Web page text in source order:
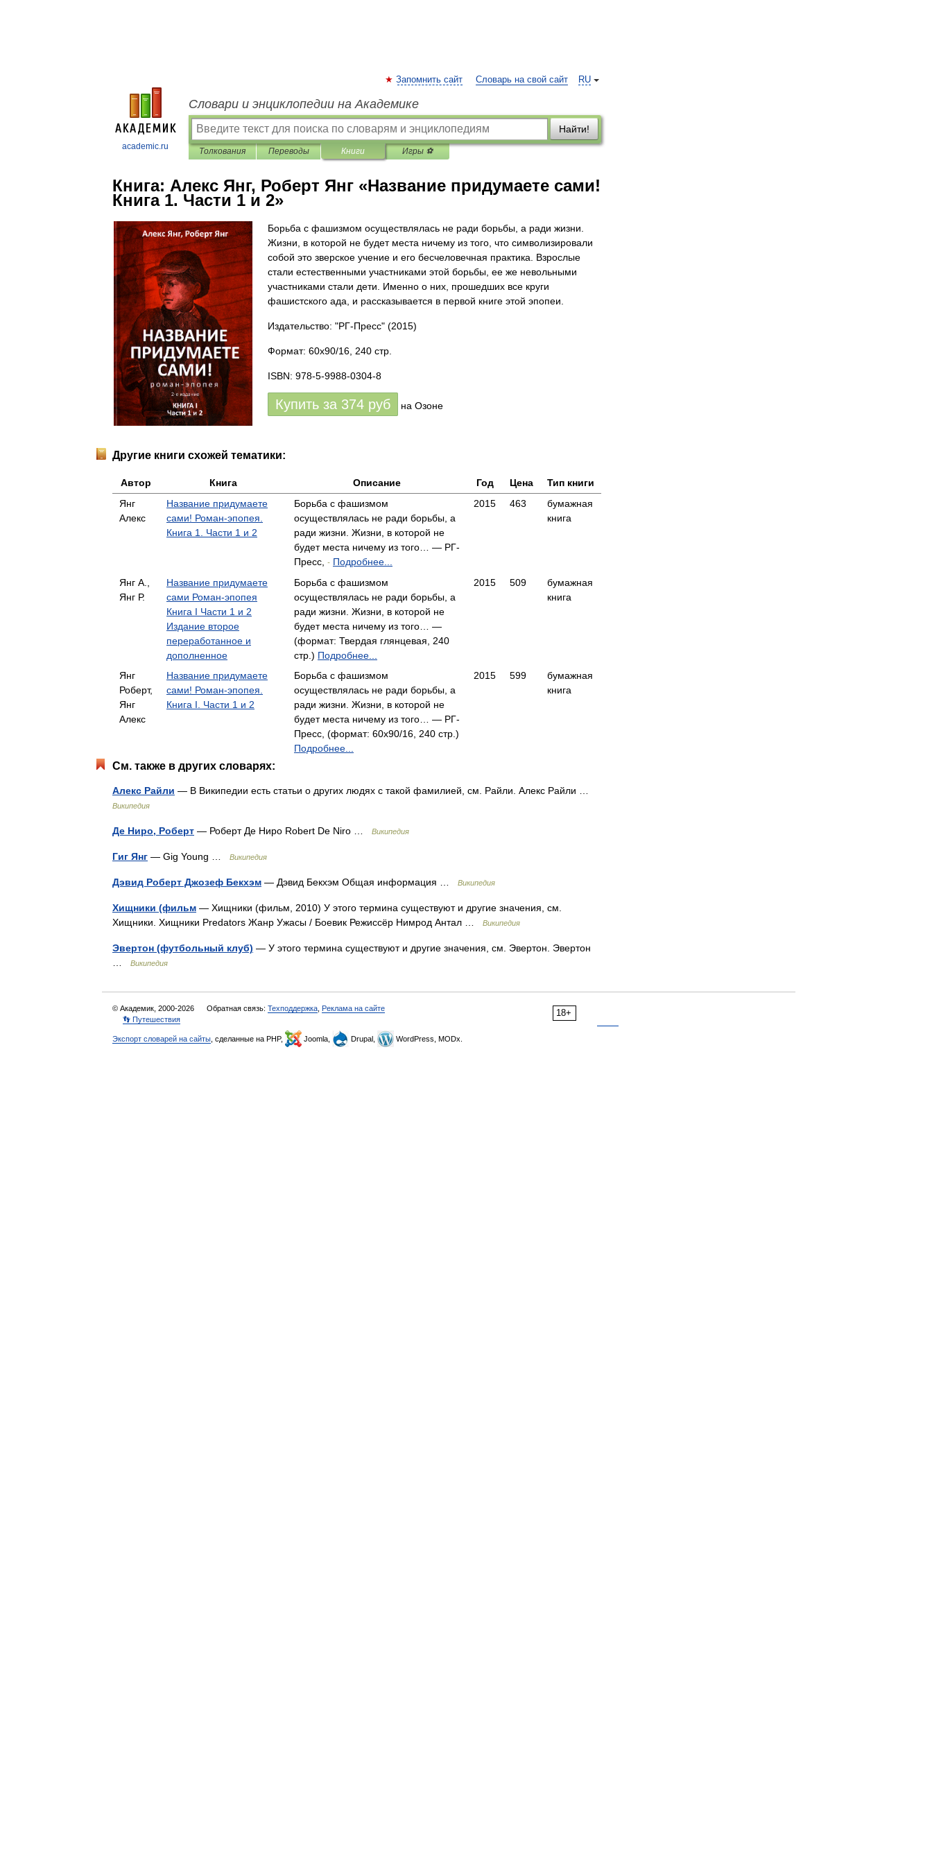
academic.ru
RU
Запомнить сайт Словарь на свой сайт
Словари и энциклопедии на Академике
Найти!
Толкования Переводы Книги Игры ⚽
Книга: Алекс Янг, Роберт Янг «Название придумаете сами!
Книга 1. Части 1 и 2»
Борьба с фашизмом осуществлялась не ради борьбы, а ради жизни.
Жизни, в которой не будет места ничему из того, что символизировали
собой это зверское учение и его бесчеловечная практика. Взрослые
стали естественными участниками этой борьбы, ее же невольными
участниками стали дети. Именно о них, прошедших все круги
фашистского ада, и рассказывается в первой книге этой эпопеи.
Издательство: "РГ-Пресс" (2015)
Формат: 60x90/16, 240 стр.
ISBN: 978-5-9988-0304-8
Купить за 374 руб на Озоне
Другие книги схожей тематики:
Автор Книга Описание Год Цена
Тип книги
Янг
Алекс
Название придумаете
сами! Роман-эпопея.
Книга 1. Части 1 и 2
Борьба с фашизмом
осуществлялась не ради борьбы, а
ради жизни. Жизни, в которой не
будет места ничему из того… — РГ-
Пресс,
- Подробнее...
2015 463
бумажная
книга
Янг А.,
Янг Р.
Название придумаете
сами Роман-эпопея
Книга I Части 1 и 2
Издание второе
переработанное и
дополненное
Борьба с фашизмом
осуществлялась не ради борьбы, а
ради жизни. Жизни, в которой не
будет места ничему из того… —
(формат: Твердая глянцевая, 240
стр.) Подробнее...
2015 509
бумажная
книга
Янг
Роберт,
Янг
Алекс
Название придумаете
сами! Роман-эпопея.
Книга I. Части 1 и 2
Борьба с фашизмом
осуществлялась не ради борьбы, а
ради жизни. Жизни, в которой не
будет места ничему из того… — РГ-
Пресс, (формат: 60x90/16, 240 стр.)
Подробнее...
2015 599
бумажная
книга
См. также в других словарях:
Алекс Райли — В Википедии есть статьи о других людях с такой фамилией, см. Райли. Алекс Райли …
Википедия
Де Ниро, Роберт — Роберт Де Ниро Robert De Niro … Википедия
Гиг Янг — Gig Young … Википедия
Дэвид Роберт Джозеф Бекхэм — Дэвид Бекхэм Общая информация … Википедия
Хищники (фильм — Хищники (фильм, 2010) У этого термина существуют и другие значения, см.
Хищники. Хищники Predators Жанр Ужасы / Боевик Режиссёр Нимрод Антал …
Википедия
Эвертон (футбольный клуб) — У этого термина существуют и другие значения, см. Эвертон. Эвертон
Википедия
18+
© Академик, 2000-2026 Обратная связь: Техподдержка Реклама на сайте
👣 Путешествия
Экспорт словарей на сайты , сделанные на PHP, Joomla, Drupal, WordPress, MODx.